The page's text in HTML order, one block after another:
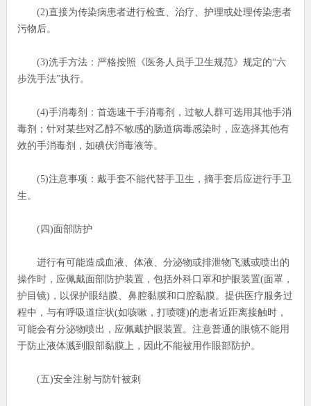
(2)直接为传染病患者进行检查、治疗、护理或处理传染患者
污物后。
(3)洗手方法：严格按照《医务人员手卫生规范》规定的“六
步洗手法”执行。
(4)手消毒剂：首选速干手消毒剂，过敏人群可选用其他手消
毒剂；针对某些对乙醇不敏感的肠道病毒感染时，应选择其他有
效的手消毒剂，如碘伏消毒液等。
(5)注意事项：戴手套不能代替手卫生，摘手套后应进行手卫
生。
(四)面部防护
进行有可能造成血液、体液、分泌物或排泄物飞溅或喷出的
操作时，应佩戴面部防护装置，包括外科口罩和护眼装置(面罩，
护目镜)，以保护眼结膜、鼻腔黏膜和口腔黏膜。提供医疗服务过
程中，与有呼吸道症状(如咳嗽，打喷嚏)的患者近距离接触时，
可能会有分泌物喷出，应佩戴护眼装置。注意普通的眼镜不能用
于防止液体溅到眼部黏膜上，因此不能被用作眼部防护。
(五)安全注射与防针被刺